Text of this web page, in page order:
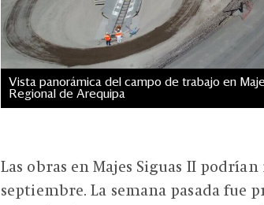
Vista panorámica del campo de trabajo en
Regional de Arequipa
Las obras en Majes Siguas II
septiembre. La semana pasada fue